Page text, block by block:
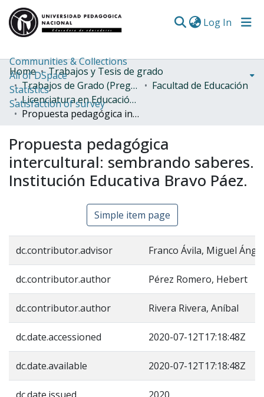
Log In
Communities & Collections
All of DSpace
Statistics
Satisfaction of survey
Home
Trabajos y Tesis de grado
Trabajos de Grado (Pregrado)
Facultad de Educación
Licenciatura en Educación Comunitaria con énfasis en DDHH
Propuesta pedagógica intercultural: sembrando saberes. Institución Educativa Bravo Páez.
Propuesta pedagógica
intercultural: sembrando saberes.
Institución Educativa Bravo Páez.
Simple item page
dc.contributor.advisor Franco Ávila, Miguel Ángel
dc.contributor.author Pérez Romero, Hebert
dc.contributor.author Rivera Rivera, Aníbal
dc.date.accessioned 2020-07-12T17:18:48Z
dc.date.available 2020-07-12T17:18:48Z